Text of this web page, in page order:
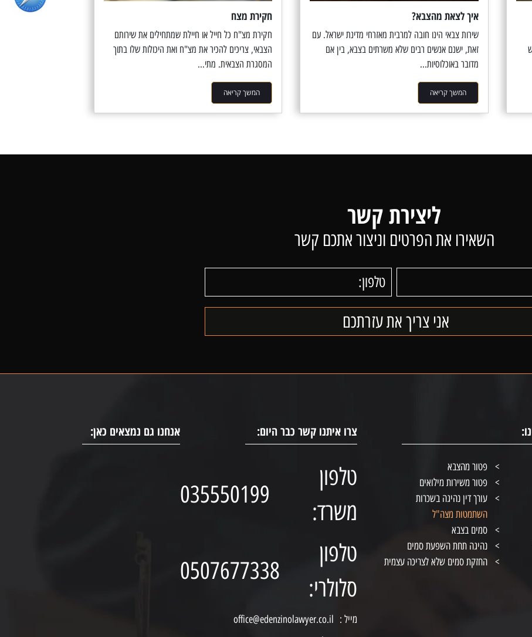
איך לצאת מהצבא?
שירות צבאי הינו חובה למרבית מאזרחי מדינת ישראל. עם
זאת, ישנם אנשים רבים שלא משרתים בצבא, בין אם
מדובר באוכלוסיות...
המשך קריאה
חקירת מצח
חקירת מצ"ח כל חייל או חיילת שמתחילים את שירותם
הצבאי, צריכים להכיר את מצ"ח ואת היכולות שלו בתוך
המסגרת הצבאית. מתי...
המשך קריאה
ליצירת קשר
השאירו את הפרטים וניצור אתכם קשר
פטור מהצבא
פטור משירות מילואים
עורך דין נהיגה בשכרות
השתמטות מצה"ל
סמים בצבא
נהיגה תחת השפעת סמים
החזקת סמים שלא לצריכה עצמית
צרו איתנו קשר כבר היום:
טלפון
משרד:
035550199
טלפון
סלולרי:
0507677338
מייל : office@edenzinolawyer.co.il
אנחנו גם נמצאים כאן: